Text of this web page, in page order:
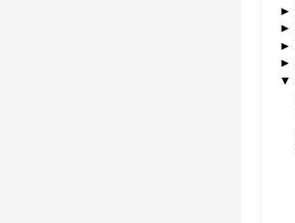
►
►
►
►
▼